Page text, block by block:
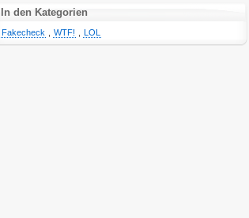
In den Kategorien
Fakecheck WTF! LOL